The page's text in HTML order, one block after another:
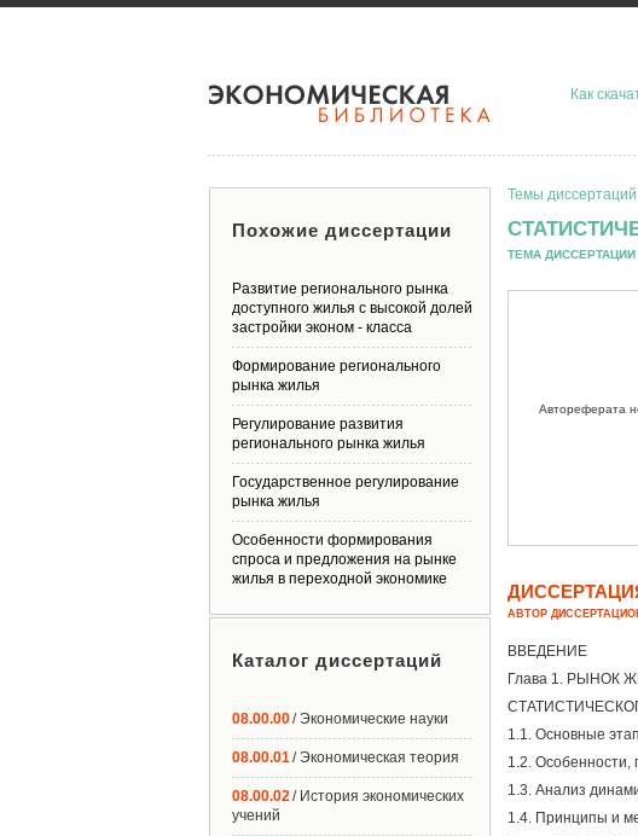
Как
Темы
ТЕМА
Автореферата
АВТОР
ВВЕДЕНИЕ
Глава 1. РЫНОК
1.1. Основные
1.2. Особенности,
1.3. Анализ
1.4. Принципы и
Похожие диссертации
Развитие регионального рынка
доступного жилья с высокой долей
застройки эконом - класса
Формирование регионального
рынка жилья
Регулирование развития
регионального рынка жилья
Государственное регулирование
рынка жилья
Особенности формирования
спроса и предложения на рынке
жилья в переходной экономике
Каталог диссертаций
08.00.00/ Экономические науки
08.00.01/ Экономическая теория
08.00.02/ История экономических
учений